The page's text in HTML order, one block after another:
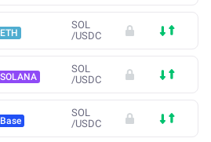
ETH
SOL
/USDC
SOLANA
SOL
/USDC
Base
SOL
/USDC